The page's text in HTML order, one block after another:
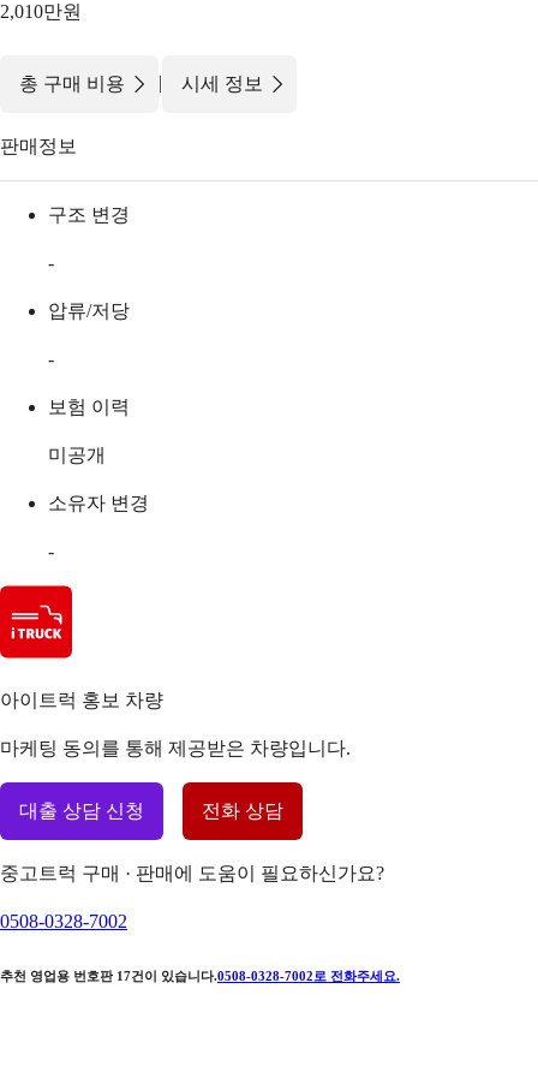
2,010만원
총 구매 비용 | 시세 정보
판매정보
구조 변경
-
압류/저당
-
보험 이력
미공개
소유자 변경
-
아이트럭 홍보 차량
마케팅 동의를 통해 제공받은 차량입니다.
대출 상담 신청 전화 상담
중고트럭 구매 · 판매에 도움이 필요하신가요?
0508-0328-7002
추천 영업용 번호판 17건이 있습니다.0508-0328-7002 로 전화주세요.